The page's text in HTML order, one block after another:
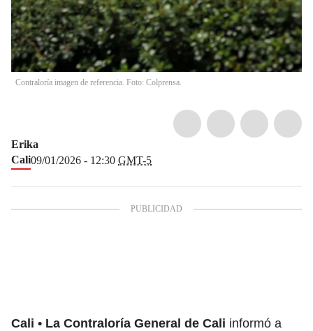
Contraloría imagen de referencia. Foto: Colprensa.
Erika
Cali09/01/2026 - 12:30 GMT-5
Cali La Contraloría General de Cali informó a